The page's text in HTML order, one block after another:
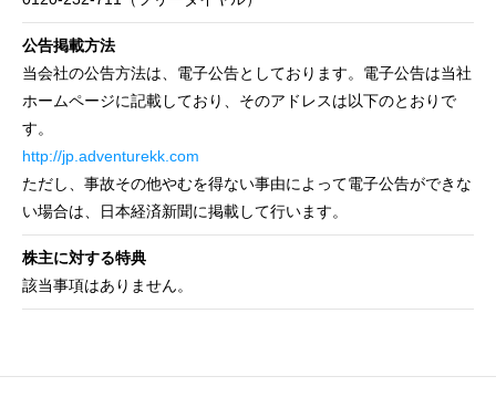
GLOBAL SUBSIDIARIES
IR IR情報
RECRUIT
CONTACT
公告掲載方法
当会社の公告方法は、電子公告としております。電子公告は当社
ホームページに記載しており、そのアドレスは以下のとおりで
す。
http://jp.adventurekk.com
ただし、事故その他やむを得ない事由によって電子公告ができな
い場合は、日本経済新聞に掲載して行います。
株主に対する特典
該当事項はありません。